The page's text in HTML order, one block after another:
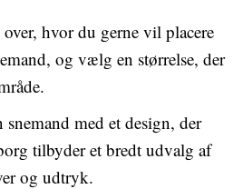
hvor du gerne vil placere
og vælg en størrelse, der
med et design, der
tilbyder et bredt udvalg af
og udtryk.